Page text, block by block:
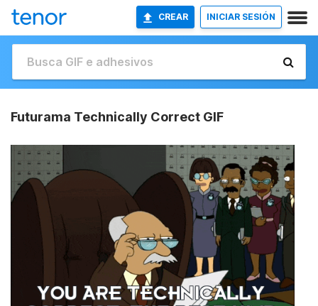
CREAR INICIAR SESIÓN
Futurama Technically Correct GIF